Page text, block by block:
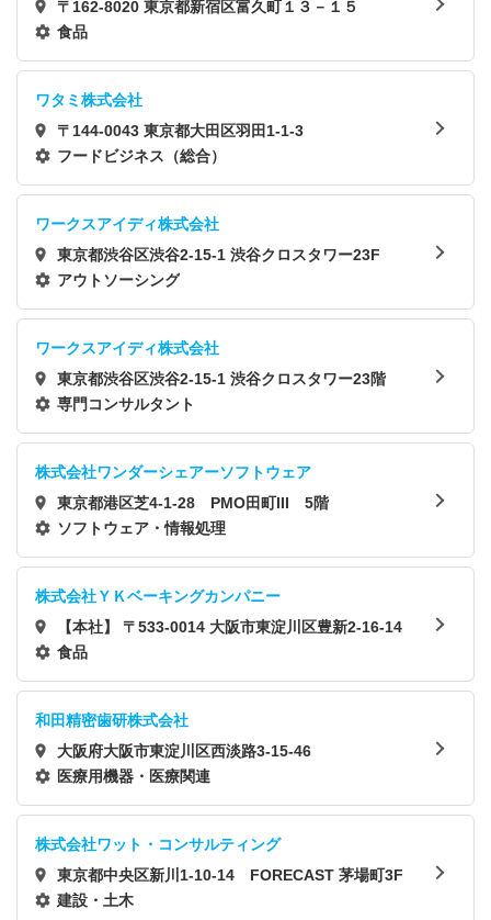
〒162-8020 東京都新宿区富久町１３－１５
食品
ワタミ株式会社
〒144-0043 東京都大田区羽田1-1-3
フードビジネス（総合）
ワークスアイディ株式会社
東京都渋谷区渋谷2-15-1 渋谷クロスタワー23F
アウトソーシング
ワークスアイディ株式会社
東京都渋谷区渋谷2-15-1 渋谷クロスタワー23階
専門コンサルタント
株式会社ワンダーシェアーソフトウェア
東京都港区芝4-1-28 PMO田町III 5階
ソフトウェア・情報処理
株式会社ＹＫベーキングカンパニー
【本社】 〒533-0014 大阪市東淀川区豊新2-16-14
食品
和田精密歯研株式会社
大阪府大阪市東淀川区西淡路3-15-46
医療用機器・医療関連
株式会社ワット・コンサルティング
東京都中央区新川1-10-14 FORECAST 茅場町3F
建設・土木